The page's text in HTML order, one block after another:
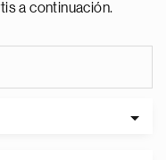
a continuación.